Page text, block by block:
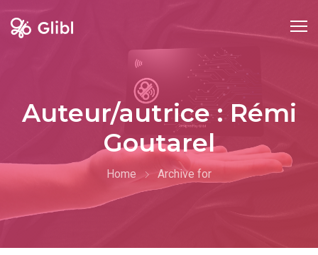
Skip
Auteur/autrice :Rémi
Goutarel
Home Archive for